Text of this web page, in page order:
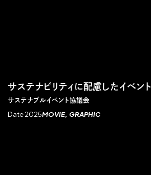
サステナビリティに配慮したイベント
サステナブルイベント協議会
Date 2025MOVIE GRAPHIC